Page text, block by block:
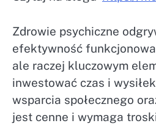
Zdrowie psychiczne
efektywność
ale raczej kluczowym
inwestować czas i
wsparcia społecznego
jest cenne i wymaga